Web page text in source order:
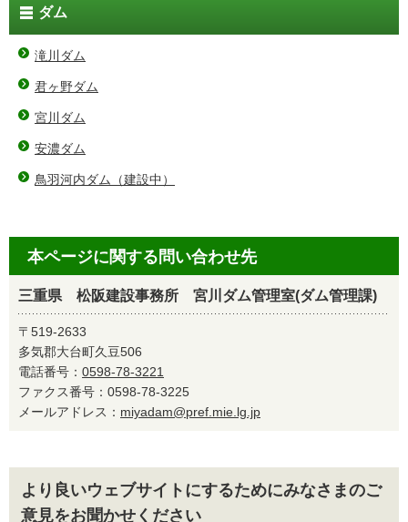
ダム
滝川ダム
君ヶ野ダム
宮川ダム
安濃ダム
鳥羽河内ダム（建設中）
本ページに関する問い合わせ先
三重県 松阪建設事務所 宮川ダム管理室(ダム管理課)
〒519-2633
多気郡大台町久豆506
電話番号： 0598-78-3221
ファクス番号：0598-78-3225
メールアドレス： miyadam@pref.mie.lg.jp
より良いウェブサイトにするためにみなさまのご
意見をお聞かせください